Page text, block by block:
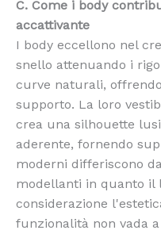
C. Come i body
accattivante
I body eccellono nel
snello attenuando i
curve naturali,
supporto. La loro
crea una silhouette
aderente, fornendo
moderni differiscono
modellanti in quanto il
considerazione
funzionalità non vada